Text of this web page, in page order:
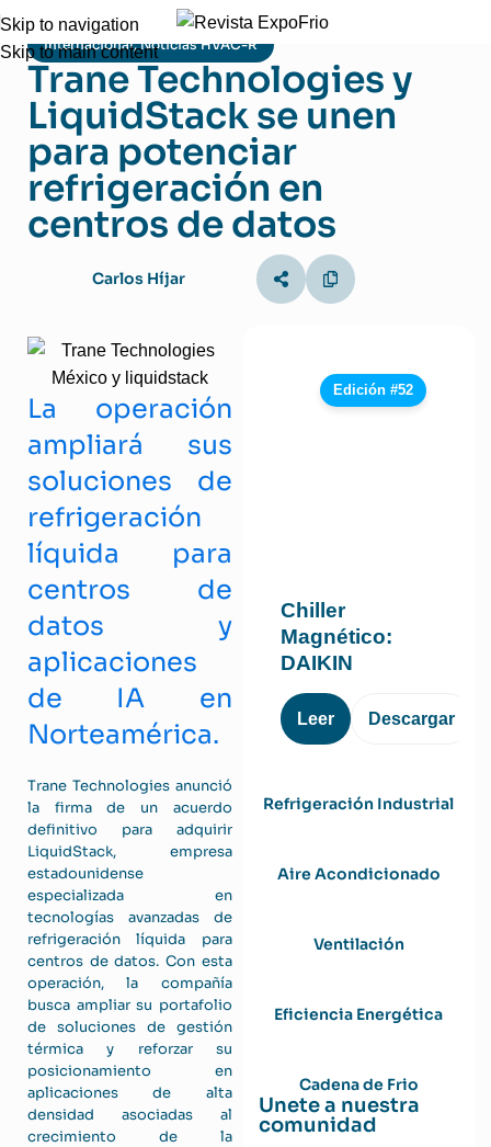
Skip to navigation
Skip to main content
Internacional,Noticias HVAC-R
Trane Technologies y
LiquidStack se unen
para potenciar
refrigeración en
centros de datos
Carlos Híjar
La operación
ampliará sus
soluciones de
refrigeración
líquida para
centros de
datos y
aplicaciones
de IA en
Norteamérica.
Trane Technologies anunció
la firma de un acuerdo
definitivo para adquirir
LiquidStack, empresa
estadounidense
especializada en
tecnologías avanzadas de
refrigeración líquida para
centros de datos. Con esta
operación, la compañía
busca ampliar su portafolio
de soluciones de gestión
térmica y reforzar su
posicionamiento en
aplicaciones de alta
densidad asociadas al
crecimiento de la
Edición #52
Chiller
Magnético:
DAIKIN
Leer Descargar
Refrigeración Industrial
Aire Acondicionado
Ventilación
Eficiencia Energética
Cadena de Frio
Unete a nuestra
comunidad